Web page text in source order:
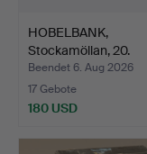
HOBELBANK,
Stockamöllan, 20.
Jahrhundert.
Beendet 6. Aug 2026
17 Gebote
180 USD